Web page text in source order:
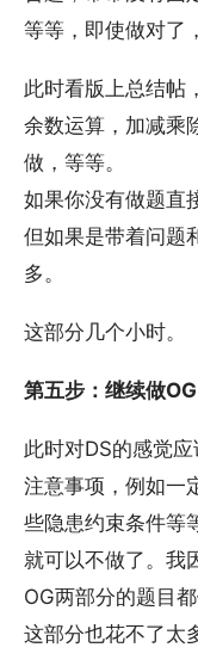
等等，即使做对了
此时看版上总结帖
余数运算，加减乘
做，等等。
如果你没有做题直
但如果是带着问题
多。
这部分几个小时。
第五步：继续做
此时对DS的感觉
注意事项，例如一
些隐患约束条件等
就可以不做了。我
OG两部分的题目都
这部分也花不了太